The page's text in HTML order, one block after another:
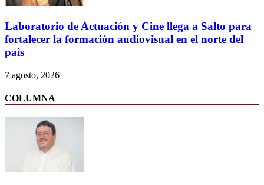
Laboratorio de Actuación y Cine llega a Salto para
fortalecer la formación audiovisual en el norte del
país
7 agosto, 2026
COLUMNA